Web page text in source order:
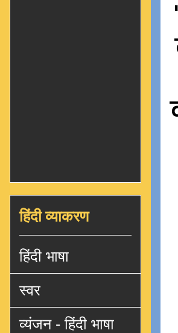
हिंदी व्याकरण
हिंदी भाषा
स्वर
व्यंजन - हिंदी भाषा